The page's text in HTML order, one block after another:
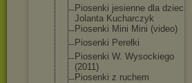
Piosenki jesienne dla dzieci -
Jolanta Kucharczyk
Piosenki Mini Mini (video)
Piosenki Perełki
Piosenki W. Wysockiego
(2011)
Piosenki z ruchem